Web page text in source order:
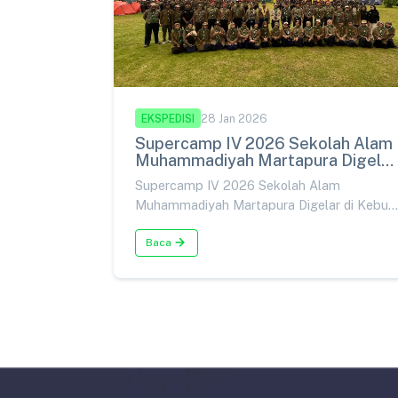
EKSPEDISI 28 Jan 2026
Supercamp IV 2026 Sekolah Alam
Muhammadiyah Martapura Digelar
di Kebun Raya Banua
Supercamp IV 2026 Sekolah Alam
Muhammadiyah Martapura Digelar di Kebun
Baca